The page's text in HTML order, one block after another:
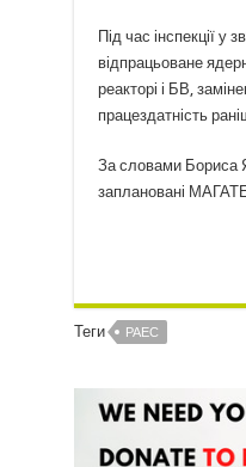
Під час інспекції
відпрацьоване
реакторі і БВ,
працездатність
За словами Бориса
заплановані
Теги РАЕС